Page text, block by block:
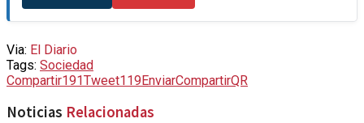
Via: El Diario
Tags: Sociedad
Compartir191Tweet119EnviarCompartirQR
Noticias Relacionadas